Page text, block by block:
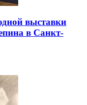
выставки
в Санкт-